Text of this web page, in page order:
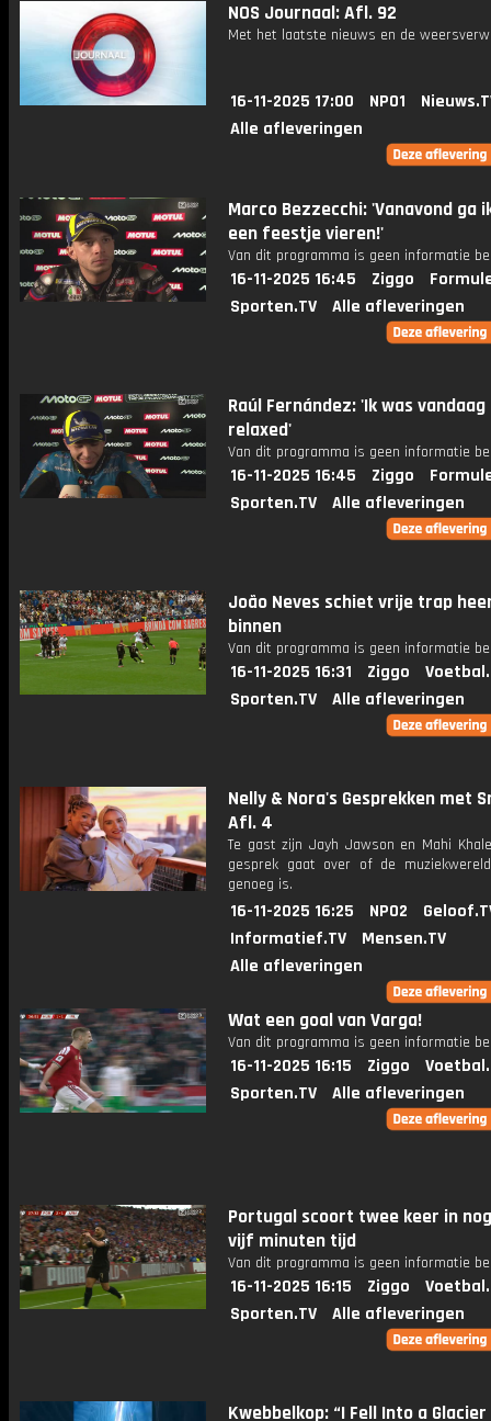
NOS Journaal: Afl. 92
Met het laatste nieuws en de
16-11-2025 17:00 NPO1
Alle afleveringen
Marco Bezzecchi: 'Vanavond ga
een feestje vieren!'
Van dit programma is geen informatie
16-11-2025 16:45 Ziggo
Sporten.TV
Alle afleveringen
Raúl Fernández: 'Ik was vandaag
relaxed'
Van dit programma is geen informatie
16-11-2025 16:45 Ziggo
Sporten.TV
Alle afleveringen
João Neves schiet vrije trap
binnen
Van dit programma is geen informatie
16-11-2025 16:31 Ziggo
Sporten.TV
Alle afleveringen
Nelly & Nora's Gesprekken met
Afl. 4
Te gast zijn Jayh Jawson en Mahi
gesprek gaat over of de
genoeg is.
16-11-2025 16:25 NPO2
Informatief.TV
Mensen.TV
Alle afleveringen
Wat een goal van Varga!
Van dit programma is geen informatie
16-11-2025 16:15 Ziggo
Sporten.TV
Alle afleveringen
Portugal scoort twee keer in
vijf minuten tijd
Van dit programma is geen informatie
16-11-2025 16:15 Ziggo
Sporten.TV
Alle afleveringen
Kwebbelkop: “I Fell Into a Glacier